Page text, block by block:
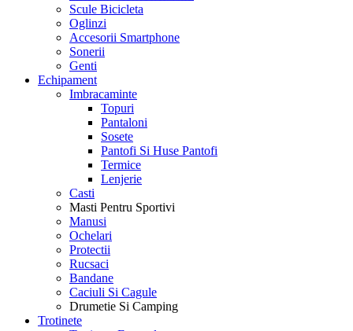
Scule Bicicleta
Oglinzi
Accesorii Smartphone
Sonerii
Genti
Echipament
Imbracaminte
Topuri
Pantaloni
Sosete
Pantofi Si Huse Pantofi
Termice
Lenjerie
Casti
Masti Pentru Sportivi
Manusi
Ochelari
Protectii
Rucsaci
Bandane
Caciuli Si Cagule
Drumetie Si Camping
Trotinete